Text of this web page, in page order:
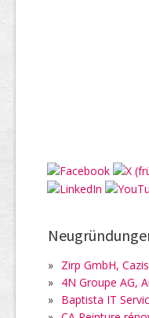
» Zirp GmbH, Cazis
» 4N Groupe AG,
» Baptista IT